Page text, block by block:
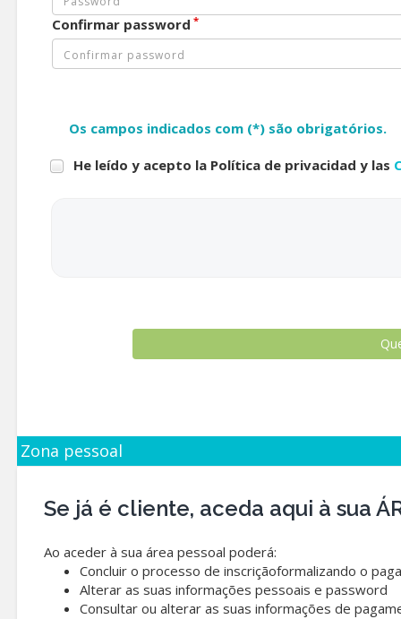
Confirmar password *
Os campos indicados com (*) são obrigatórios.
He leído y acepto la Política de privacidad y las
Zona pessoal
Se já é cliente, aceda aqui à sua
Ao aceder à sua área pessoal poderá:
Concluir o processo de inscriçãoformalizando o
Alterar as suas informações pessoais e password
Consultar ou alterar as suas informações de